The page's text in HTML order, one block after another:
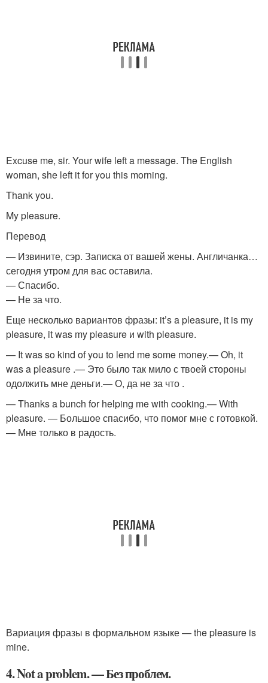
Excuse me, sir. Your wife left a message. The English
woman, she left it for you this morning.
Thank you.
My pleasure.
Перевод
— Извините, сэр. Записка от вашей жены. Англичанка…
сегодня утром для вас оставила.
— Спасибо.
— Не за что.
Еще несколько вариантов фразы: it’s a pleasure, it is my
pleasure, it was my pleasure и with pleasure.
— It was so kind of you to lend me some money.— Oh, it
was a pleasure .— Это было так мило с твоей стороны
одолжить мне деньги.— О, да не за что .
— Thanks a bunch for helping me with cooking.— With
pleasure. — Большое спасибо, что помог мне с готовкой.
— Мне только в радость.
Вариация фразы в формальном языке — the pleasure is
mine.
4. Not a problem. — Без проблем.